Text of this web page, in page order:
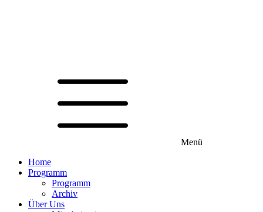
Menü
Home
Programm
Programm
Archiv
Über Uns